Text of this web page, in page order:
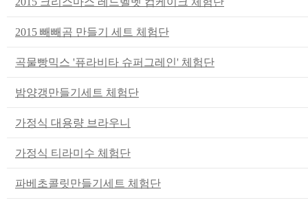
2015 빼빼곰 만들기 세트 체험단
곡물빵믹스 '퓨라비타 슈퍼그레인' 체험단
밤양갱만들기세트 체험단
가정식 대용량 브라우니
가정식 티라미수 체험단
파베초콜릿만들기세트 체험단